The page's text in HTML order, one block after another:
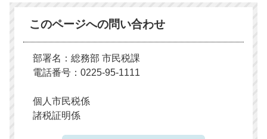
このページへの問い合わせ
部署名：総務部 市民税課
電話番号：0225-95-1111
個人市民税係
諸税証明係